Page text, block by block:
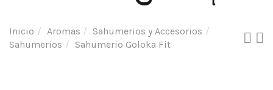
Inicio Aromas
Sahumerios y Accesorios
Sahumerios
Sahumerio Goloka Fit